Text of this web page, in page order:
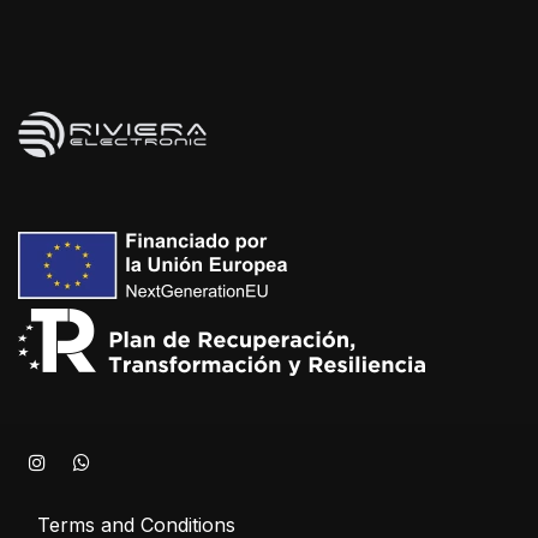
Terms and Conditions